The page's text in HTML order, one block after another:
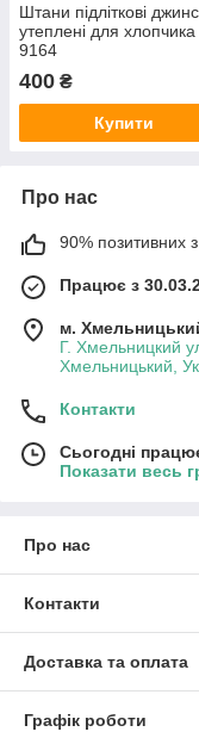
Штани підліткові
утеплені для хлопчика
9164
400 ₴
Купити
Про нас
90% позитивних з
Працює з
м.
Г. Хмельницкий
Хмельницький,
Контакти
Сьогодні
Показати весь
Про нас
Контакти
Доставка та оплата
Графік роботи